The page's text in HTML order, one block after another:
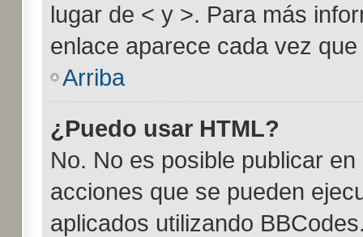
lugar de < y >. Para más
enlace aparece cada vez
Arriba
¿Puedo usar HTML?
No. No es posible publicar
acciones que se pueden
aplicados utilizando